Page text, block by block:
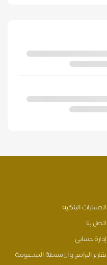
الحسابات البنكية
اتصل بنا
إدارة حسابي
تقارير البرامج والانشطة المدعومة